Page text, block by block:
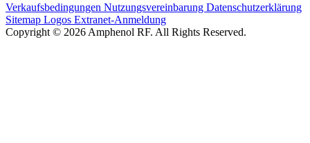
Verkaufsbedingungen Nutzungsvereinbarung Datenschutzerklärung
Sitemap Logos Extranet-Anmeldung
Copyright © 2026 Amphenol RF. All Rights Reserved.